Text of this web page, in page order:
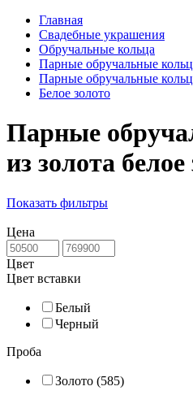
Главная
Свадебные украшения
Обручальные кольца
Парные обручальные
Парные обручальные
Белое золото
Парные
из золота белое
Показать фильтры
Цена
Цвет
Цвет вставки
Белый
Черный
Проба
Золото (585)